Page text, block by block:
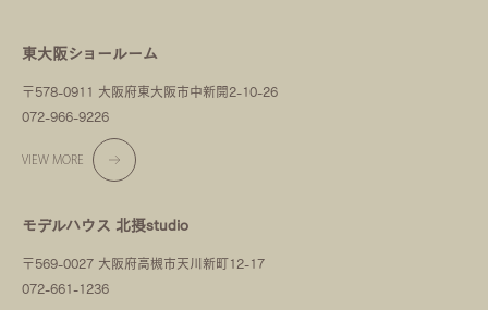
東大阪ショールーム
〒578-0911 大阪府東大阪市中新開2-10-26
072-966-9226
VIEW MORE
モデルハウス 北摂studio
〒569-0027 大阪府高槻市天川新町12-17
072-661-1236